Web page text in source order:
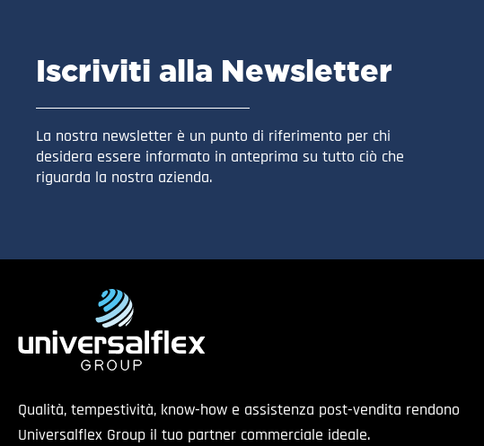
Iscriviti alla Newsletter
La nostra newsletter è un punto di riferimento per chi
desidera essere informato in anteprima su tutto ciò che
riguarda la nostra azienda.
Qualità, tempestività, know-how e assistenza post-vendita rendono
Universalflex Group il tuo partner commerciale ideale.